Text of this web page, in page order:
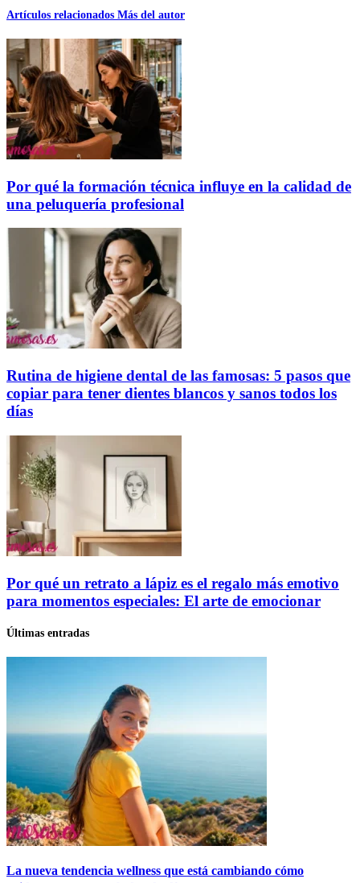
Artículos relacionados Más del autor
Por qué la formación técnica influye en la calidad de
una peluquería profesional
Rutina de higiene dental de las famosas: 5 pasos que
copiar para tener dientes blancos y sanos todos los
días
Por qué un retrato a lápiz es el regalo más emotivo
para momentos especiales: El arte de emocionar
Últimas entradas
La nueva tendencia wellness que está cambiando cómo